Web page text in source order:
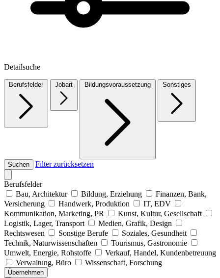
Detailsuche
Berufsfelder Jobart Bildungsvoraussetzung Sonstiges
Suchen Filter zurücksetzen
Berufsfelder
Bau, Architektur
Bildung, Erziehung
Finanzen, Bank,
Versicherung
Handwerk, Produktion
IT, EDV
Kommunikation, Marketing, PR
Kunst, Kultur, Gesellschaft
Logistik, Lager, Transport
Medien, Grafik, Design
Rechtswesen
Sonstige Berufe
Soziales, Gesundheit
Technik, Naturwissenschaften
Tourismus, Gastronomie
Umwelt, Energie, Rohstoffe
Verkauf, Handel, Kundenbetreuung
Verwaltung, Büro
Wissenschaft, Forschung
Übernehmen